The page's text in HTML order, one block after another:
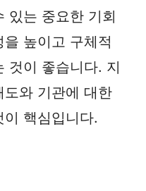
있는 중요한 기회
높이고 구체적
것이 좋습니다. 지
와 기관에 대한
핵심입니다.